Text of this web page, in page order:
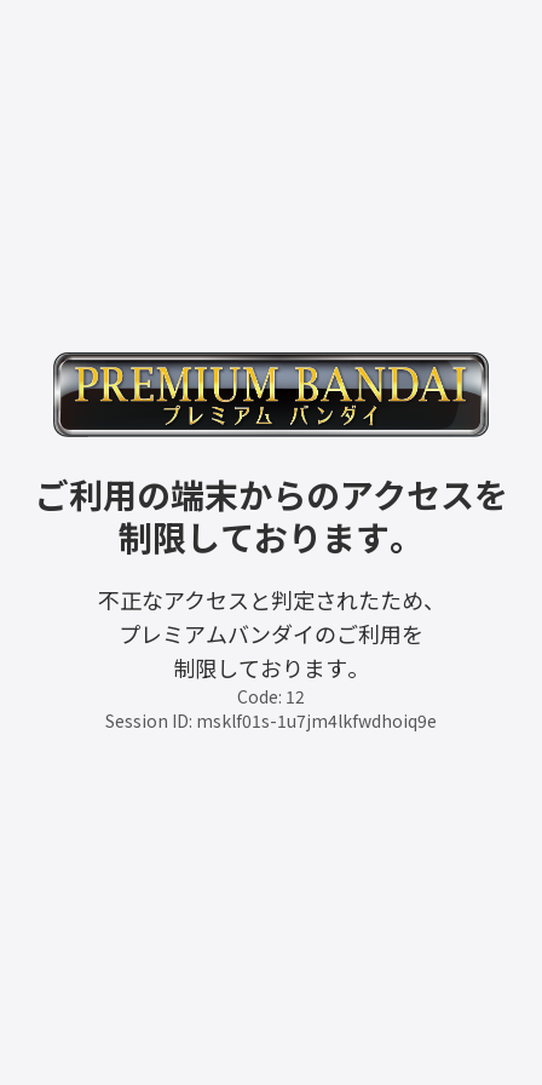
ご利用の端末からのアクセスを
制限しております。
不正なアクセスと判定されたため、
プレミアムバンダイのご利用を
制限しております。
Code: 12
Session ID: msklf01s-1u7jm4lkfwdhoiq9e